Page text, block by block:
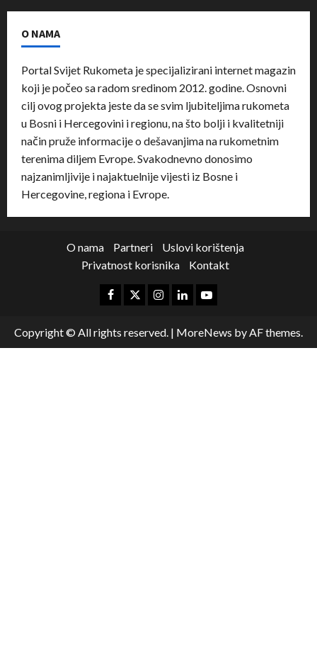
O NAMA
Portal Svijet Rukometa je specijalizirani internet magazin
koji je počeo sa radom sredinom 2012. godine. Osnovni
cilj ovog projekta jeste da se svim ljubiteljima rukometa
u Bosni i Hercegovini i regionu, na što bolji i kvalitetniji
način pruže informacije o dešavanjima na rukometnim
terenima diljem Evrope. Svakodnevno donosimo
najzanimljivije i najaktuelnije vijesti iz Bosne i
Hercegovine, regiona i Evrope.
O nama Partneri
Uslovi korištenja
Privatnost korisnika
Kontakt
Copyright © All rights reserved. | MoreNews by AF themes.